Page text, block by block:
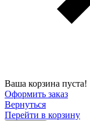
Ваша корзина пуста!
Оформить заказ
Вернуться
Перейти в корзину